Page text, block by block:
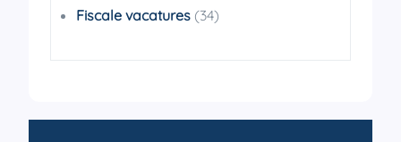
Fiscale vacatures (34)